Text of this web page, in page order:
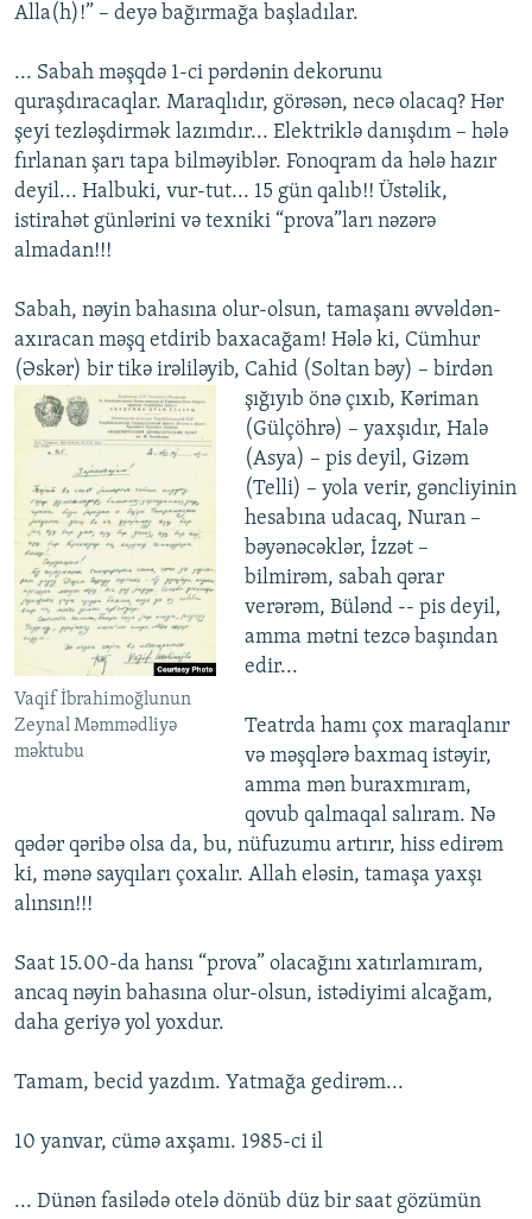
Alla(h)!” – deyə bağırmağa başladılar.
... Sabah məşqdə 1-ci pərdənin dekorunu
quraşdıracaqlar. Maraqlıdır, görəsən, necə olacaq? Hər
şeyi tezləşdirmək lazımdır... Elektriklə danışdım – hələ
fırlanan şarı tapa bilməyiblər. Fonoqram da hələ hazır
deyil... Halbuki, vur-tut... 15 gün qalıb!! Üstəlik,
istirahət günlərini və texniki “prova”ları nəzərə
almadan!!!
Sabah, nəyin bahasına olur-olsun, tamaşanı əvvəldən-
axıracan məşq etdirib baxacağam! Hələ ki, Cümhur
(Əskər) bir tikə irəliləyib, Cahid (Soltan bəy) – birdən
şığıyıb önə çıxıb,
Vaqif İbrahimoğlunun
Zeynal Məmmədliyə
məktubu
Kəriman
(Gülçöhrə) – yaxşıdır, Halə
(Asya) – pis deyil, Gizəm
(Telli) – yola verir, gəncliyinin
hesabına udacaq, Nuran –
bəyənəcəklər, İzzət –
bilmirəm, sabah qərar
verərəm, Bülənd -- pis deyil,
amma mətni tezcə başından
edir...
Teatrda hamı çox maraqlanır
və məşqlərə baxmaq istəyir,
amma mən buraxmıram,
qovub qalmaqal salıram. Nə
qədər qəribə olsa da, bu, nüfuzumu artırır, hiss edirəm
ki, mənə sayqıları çoxalır. Allah eləsin, tamaşa yaxşı
alınsın!!!
Saat 15.00-da hansı “prova” olacağını xatırlamıram,
ancaq nəyin bahasına olur-olsun, istədiyimi alcağam,
daha geriyə yol yoxdur.
Tamam, becid yazdım. Yatmağa gedirəm...
10 yanvar, cümə axşamı. 1985-ci il
... Dünən fasilədə otelə dönüb düz bir saat gözümün